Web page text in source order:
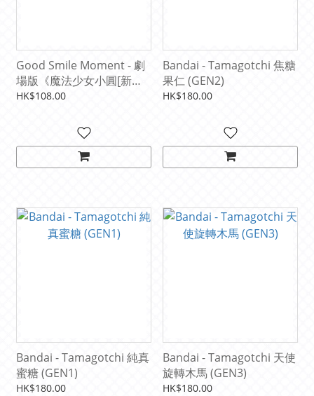
Good Smile Moment - 劇
場版《魔法少女小圓[新篇]
叛逆物語》毛茸茸徽章收納
HK$108.00
Bandai - Tamagotchi 焦糖
果仁 (GEN2)
HK$180.00
Bandai - Tamagotchi 純真
蜜糖 (GEN1)
HK$180.00
Bandai - Tamagotchi 天使
旋轉木馬 (GEN3)
HK$180.00